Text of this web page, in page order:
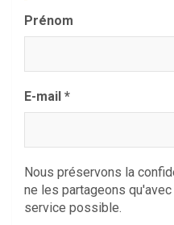
Prénom
E-mail *
Nous préservons la
ne les partageons
service possible.